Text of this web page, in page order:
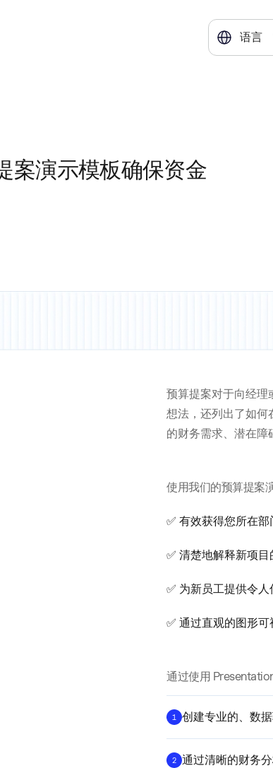
语言
案演示模板确保资金
预算提案对于向经理
想法，还列出了如何
的财务需求、潜在障
使用我们的预算提案
✅ 有效获得您所在
✅ 清楚地解释新项
✅ 为新员工提供令人
✅ 通过直观的图形
通过使用
1 创建专业的、数
2 通过清晰的财务